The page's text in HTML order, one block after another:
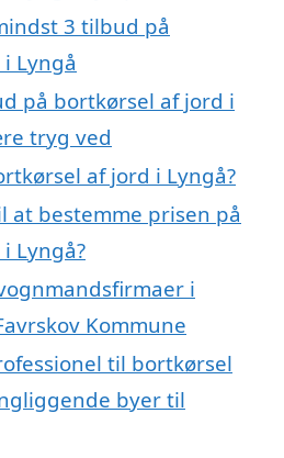
3 tilbud på
Lyngå
på bortkørsel af jord i
tryg ved
af jord i Lyngå?
at bestemme prisen på
Lyngå?
i
Kommune
til bortkørsel
byer til